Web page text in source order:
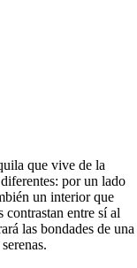
que vive de la
por un lado
un interior que
contrastan entre sí al
las bondades de una